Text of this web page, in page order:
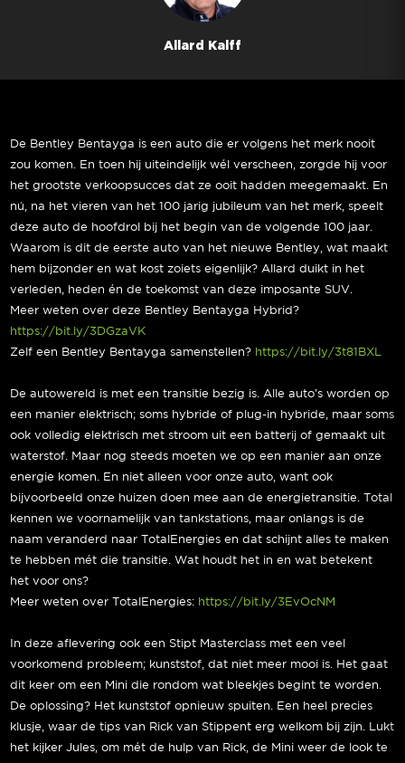
Allard Kalff
De Bentley Bentayga is een auto die er volgens het merk nooit
zou komen. En toen hij uiteindelijk wél verscheen, zorgde hij voor
het grootste verkoopsucces dat ze ooit hadden meegemaakt. En
nú, na het vieren van het 100 jarig jubileum van het merk, speelt
deze auto de hoofdrol bij het begin van de volgende 100 jaar.
Waarom is dit de eerste auto van het nieuwe Bentley, wat maakt
hem bijzonder en wat kost zoiets eigenlijk? Allard duikt in het
verleden, heden én de toekomst van deze imposante SUV.
Meer weten over deze Bentley Bentayga Hybrid?
https://bit.ly/3DGzaVK
Zelf een Bentley Bentayga samenstellen? https://bit.ly/3t81BXL
De autowereld is met een transitie bezig is. Alle auto’s worden op
een manier elektrisch; soms hybride of plug-in hybride, maar soms
ook volledig elektrisch met stroom uit een batterij of gemaakt uit
waterstof. Maar nog steeds moeten we op een manier aan onze
energie komen. En niet alleen voor onze auto, want ook
bijvoorbeeld onze huizen doen mee aan de energietransitie. Total
kennen we voornamelijk van tankstations, maar onlangs is de
naam veranderd naar TotalEnergies en dat schijnt alles te maken
te hebben mét die transitie. Wat houdt het in en wat betekent
het voor ons?
Meer weten over TotalEnergies: https://bit.ly/3EvOcNM
In deze aflevering ook een Stipt Masterclass met een veel
voorkomend probleem; kunststof, dat niet meer mooi is. Het gaat
dit keer om een Mini die rondom wat bleekjes begint te worden.
De oplossing? Het kunststof opnieuw spuiten. Een heel precies
klusje, waar de tips van Rick van Stippent erg welkom bij zijn. Lukt
het kijker Jules, om mét de hulp van Rick, de Mini weer de look te